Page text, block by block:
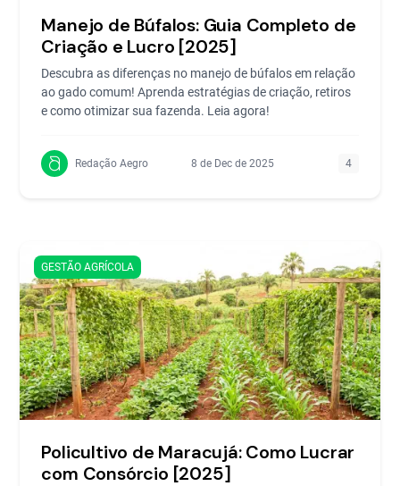
Manejo de Búfalos: Guia Completo de
Criação e Lucro [2025]
Descubra as diferenças no manejo de búfalos em relação
ao gado comum! Aprenda estratégias de criação, retiros
e como otimizar sua fazenda. Leia agora!
Redação Aegro 8 de Dec de 2025 4
GESTÃO AGRÍCOLA
Policultivo de Maracujá: Como Lucrar
com Consórcio [2025]